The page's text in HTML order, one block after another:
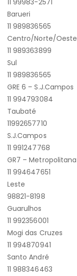
11 99983-2571
Barueri
11 989836565
Centro/Norte/Oeste
11 989363899
Sul
11 989836565
GRE 6 – S.J.Campos
11 994793084
Taubaté
11992657710
S.J.Campos
11 991247768
GR7 – Metropolitana
11 994647651
Leste
98821-8198
Guarulhos
11 992356001
Mogi das Cruzes
11 994870941
Santo André
11 988346463